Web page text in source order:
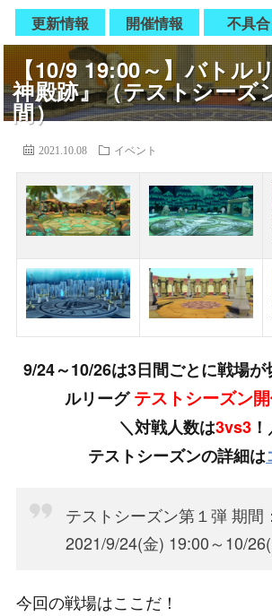
更新情報 開催情報 不具合
【10/9 19:00～】バトル
神殿跡』（テストシーズ
間）
2021.10.08 イベント
9/24～10/26は3日間ごとに戦場が
ルリーグテストシーズン
＼対戦人数は3vs3
テストシーズンの詳細は
テストシーズン第１弾 期間：
2021/9/24(金) 19:00～10/
今回の戦場はここだ！